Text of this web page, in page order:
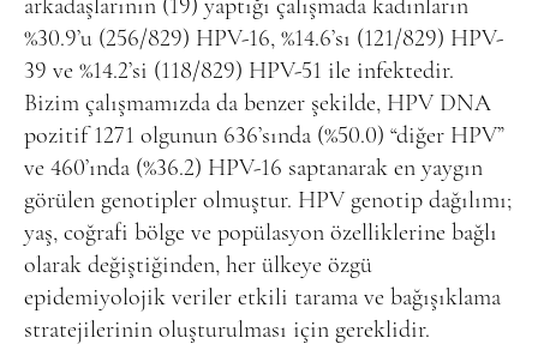
arkadaşlarının (19) yaptığı çalışmada kadınların
%30.9’u (256/829) HPV-16, %14.6’sı (121/829) HPV-
39 ve %14.2’si (118/829) HPV-51 ile infektedir.
Bizim çalışmamızda da benzer şekilde, HPV DNA
pozitif 1271 olgunun 636’sında (%50.0) “diğer HPV”
ve 460’ında (%36.2) HPV-16 saptanarak en yaygın
görülen genotipler olmuştur. HPV genotip dağılımı;
yaş, coğrafi bölge ve popülasyon özelliklerine bağlı
olarak değiştiğinden, her ülkeye özgü
epidemiyolojik veriler etkili tarama ve bağışıklama
stratejilerinin oluşturulması için gereklidir.